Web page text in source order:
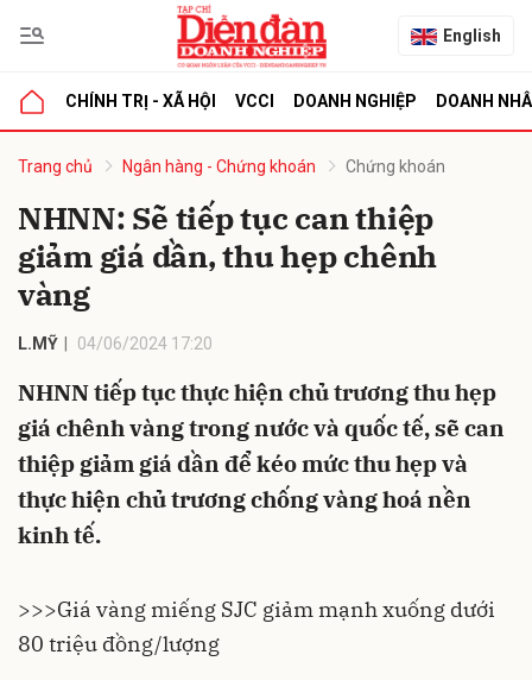
English
CHÍNH TRỊ - XÃ HỘI VCCI DOANH NGHIỆP DOANH
Trang chủ Ngân hàng - Chứng khoán Chứng khoán
NHNN: Sẽ tiếp tục can thiệp
giảm giá dần, thu hẹp chênh
vàng
L.MỸ 04/06/2024 17:20
NHNN tiếp tục thực hiện chủ trương thu hẹp
giá chênh vàng trong nước và quốc tế, sẽ can
thiệp giảm giá dần để kéo mức thu hẹp và
thực hiện chủ trương chống vàng hoá nền
kinh tế.
>>>Giá vàng miếng SJC giảm mạnh xuống dưới
80 triệu đồng/lượng
luận
Hủy